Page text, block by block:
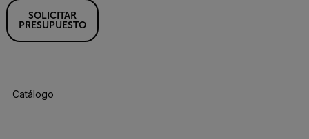
SOLICITAR
PRESUPUESTO
Catálogo De Productos